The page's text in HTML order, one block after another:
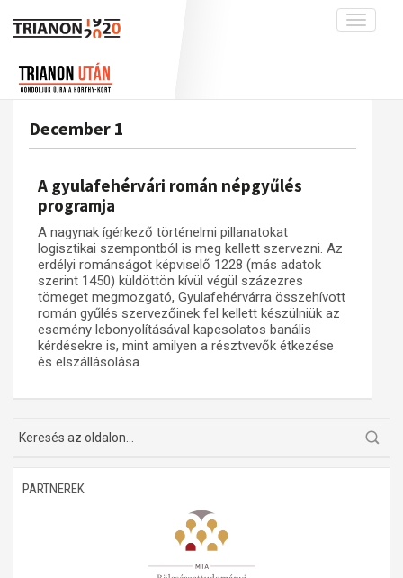
Toggle
A békerendszer megszilárdulása
Utókor és emlékezet
Adatbázis
Emlékművek (feltöltés alatt)
Menekültek
Visszhang
Publikációk
Kapcsolat
Trianon-kommentár
A trianoni szerződés
December 1
A gyulafehérvári román népgyűlés
programja
A nagynak ígérkező történelmi pillanatokat
logisztikai szempontból is meg kellett szervezni. Az
erdélyi románságot képviselő 1228 (más adatok
szerint 1450) küldöttön kívül végül százezres
tömeget megmozgató, Gyulafehérvárra összehívott
román gyűlés szervezőinek fel kellett készülniük az
esemény lebonyolításával kapcsolatos banális
kérdésekre is, mint amilyen a résztvevők étkezése
és elszállásolása.
PARTNEREK